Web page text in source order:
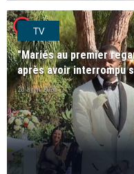
player2TV
"Mariés au premier
après avoir interrompu
20 avril 2026